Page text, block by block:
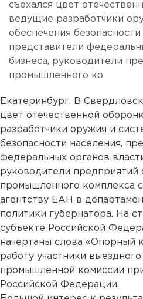
съехался цвет
ведущие разработчики
обеспечения безопасности
представители
бизнеса, руководители
промышленного ко
Екатеринбург. В
цвет отечественной
разработчики оружия и
безопасности населения,
федеральных органов
руководители предприятий
промышленного комплекса
агентству ЕАН в
политики губернатора. На
субъекте Российской
начертаны слова «Опорный
работу участники
промышленной комиссии
Российской Федерации.